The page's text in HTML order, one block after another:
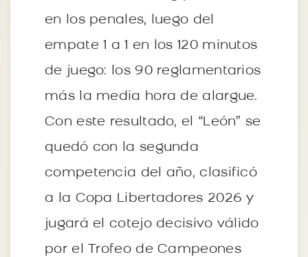
en los penales, luego del
empate 1 a 1 en los 120 minutos
de juego: los 90 reglamentarios
más la media hora de alargue.
Con este resultado, el “León” se
quedó con la segunda
competencia del año, clasificó
a la Copa Libertadores 2026 y
jugará el cotejo decisivo válido
por el Trofeo de Campeones